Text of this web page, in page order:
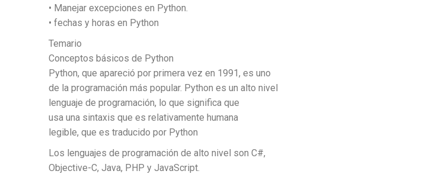
• Manejar excepciones en Python.
• fechas y horas en Python
Temario
Conceptos básicos de Python
Python, que apareció por primera vez en 1991, es uno
de la programación más popular. Python es un alto nivel
lenguaje de programación, lo que significa que
usa una sintaxis que es relativamente humana
legible, que es traducido por Python
Los lenguajes de programación de alto nivel son C#,
Objective-C, Java, PHP y JavaScript.